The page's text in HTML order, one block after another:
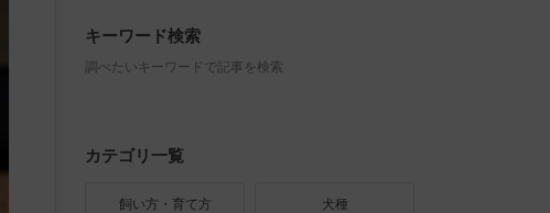
キーワード検索
調べたいキーワードで記事を検索
カテゴリ一覧
飼い方・育て方 犬種